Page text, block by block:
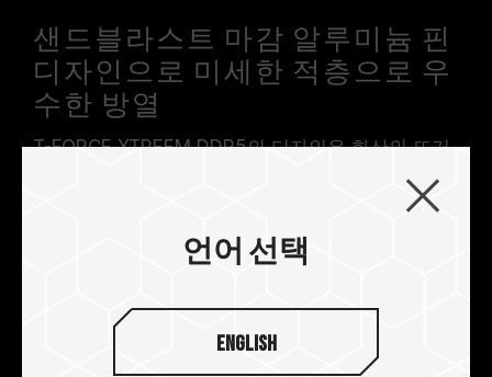
샌드블라스트 마감 알루미늄 핀
디자인으로 미세한 적층으로 우
수한 방열
T-FORCE XTREEM DDR5의 디자인은 화산의 뜨거
운 열과 냉열 에너지 변환을 모티브로, 현무암과 같
은 금속의 2피스 경사 알루미늄 패턴을 융합하고 시
FORCE 로고를 각인하여 최고의 재미를 선사합니
언어 선택
English